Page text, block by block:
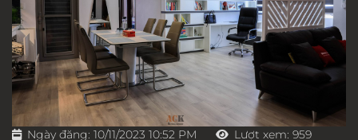
Ngày đăng: 10/11/2023 10:52 PM Lượt xem: 959